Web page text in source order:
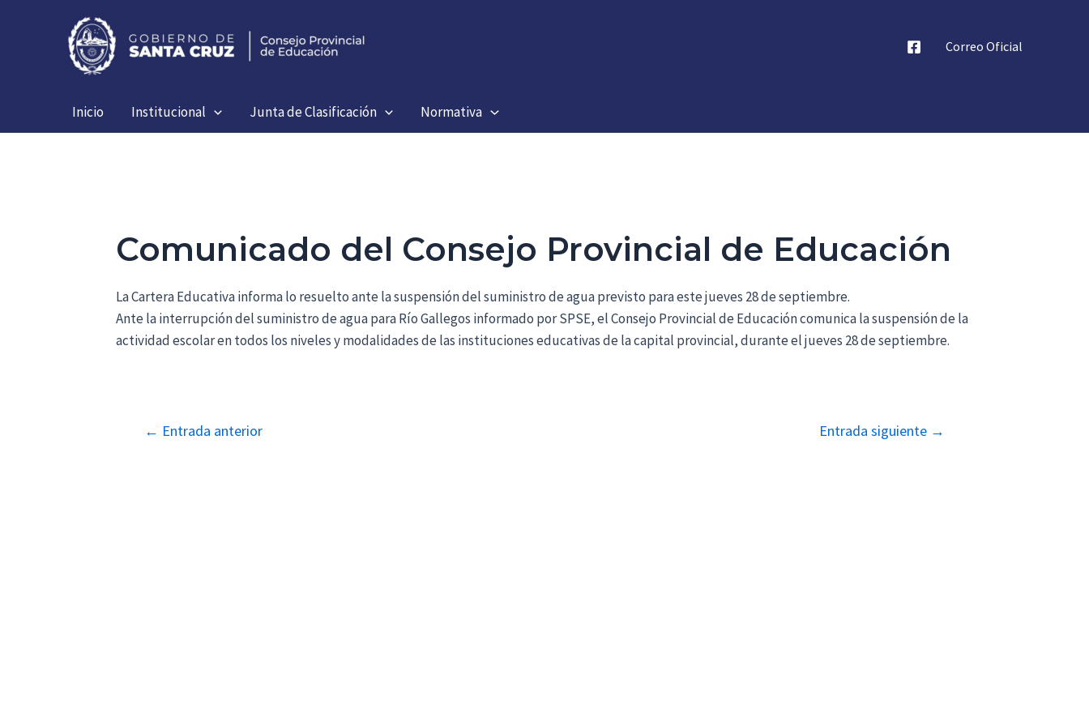
Correo Oficial
Inicio Institucional Junta de Clasificación Normativa
Comunicado del Consejo Provincial de Educación
La Cartera Educativa informa lo resuelto ante la suspensión del suministro de agua previsto para este jueves 28 de septiembre.
Ante la interrupción del suministro de agua para Río Gallegos informado por SPSE, el Consejo Provincial de Educación comunica la suspensión de la
actividad escolar en todos los niveles y modalidades de las instituciones educativas de la capital provincial, durante el jueves 28 de septiembre.
Navegación
← Entrada anterior Entrada siguiente →